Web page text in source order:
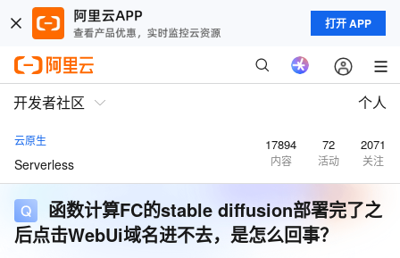
打开 APP
开发者社区 个人
云原生
Serverless
17894
内容
72
活动
2071
关注
函数计算FC的stable diffusion部署完了之
后点击WebUi域名进不去，是怎么回事？